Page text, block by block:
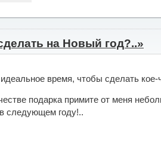
на Новый год?..»
время, чтобы сделать кое-
подарка примите от меня
следующем году!..